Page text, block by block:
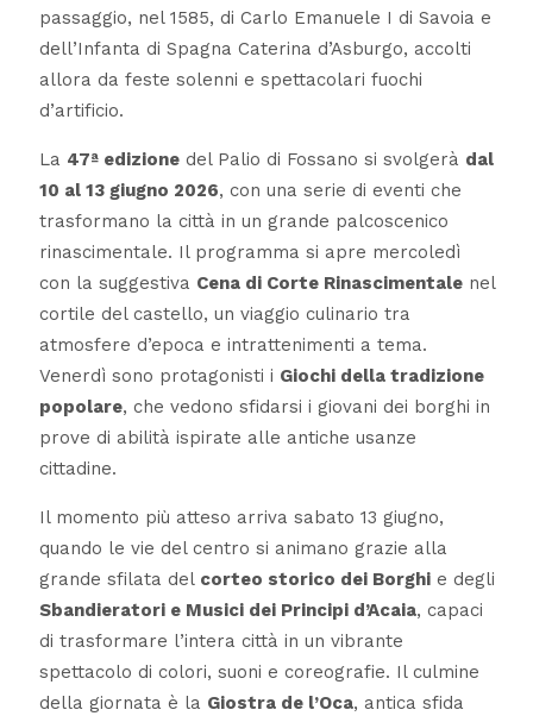
passaggio, nel 1585, di Carlo Emanuele I di Savoia e
dell’Infanta di Spagna Caterina d’Asburgo, accolti
allora da feste solenni e spettacolari fuochi
d’artificio.
La 47ª edizionedel Palio di Fossano si svolgerà dal
10 al 13 giugno 2026, con una serie di eventi che
trasformano la città in un grande palcoscenico
rinascimentale. Il programma si apre mercoledì
con la suggestiva Cena di Corte Rinascimentalenel
cortile del castello, un viaggio culinario tra
atmosfere d’epoca e intrattenimenti a tema.
Venerdì sono protagonisti i Giochi della tradizione
popolare, che vedono sfidarsi i giovani dei borghi in
prove di abilità ispirate alle antiche usanze
cittadine.
Il momento più atteso arriva sabato 13 giugno,
quando le vie del centro si animano grazie alla
grande sfilata del corteo storico dei Borghie degli
Sbandieratori e Musici dei Principi d’Acaia, capaci
di trasformare l’intera città in un vibrante
spettacolo di colori, suoni e coreografie. Il culmine
della giornata è la Giostra de l’Oca, antica sfida